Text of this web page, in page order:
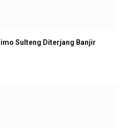
Sulteng Diterjang Banjir